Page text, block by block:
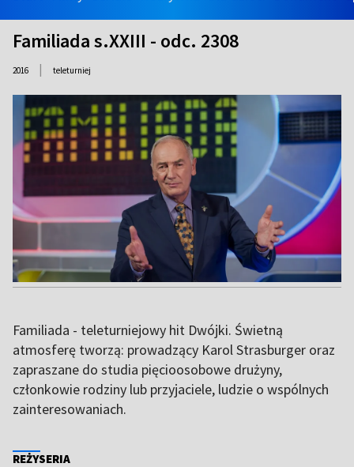
Familiada s.XXIII - odc. 2308
2016 | teleturniej
Familiada - teleturniejowy hit Dwójki. Świetną
atmosferę tworzą: prowadzący Karol Strasburger oraz
zapraszane do studia pięcioosobowe drużyny,
członkowie rodziny lub przyjaciele, ludzie o wspólnych
zainteresowaniach.
REŻYSERIA